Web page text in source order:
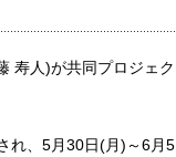
寿人)が共同プロジェク
れ、5月30日(月)～6月5